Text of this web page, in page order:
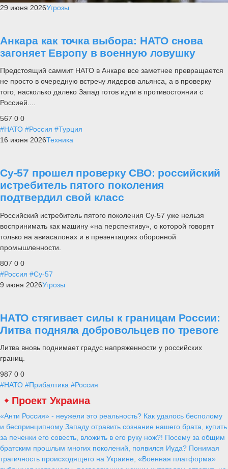
29 июня 2026Угрозы
Анкара как точка выбора: НАТО снова
загоняет Европу в военную ловушку
Предстоящий саммит НАТО в Анкаре все заметнее превращается
не просто в очередную встречу лидеров альянса, а в проверку
того, насколько далеко Запад готов идти в противостоянии с
Россией....
567 0 0
#НАТО #Россия #Турция
16 июня 2026Техника
Су-57 прошел проверку СВО: российский
истребитель пятого поколения
подтвердил свой класс
Российский истребитель пятого поколения Су-57 уже нельзя
воспринимать как машину «на перспективу», о которой говорят
только на авиасалонах и в презентациях оборонной
промышленности.
807 0 0
#Россия #Су-57
9 июня 2026Угрозы
НАТО стягивает силы к границам России:
Литва подняла добровольцев по тревоге
Литва вновь поднимает градус напряженности у российских
границ.
987 0 0
#НАТО #Прибалтика #Россия
Более девяти тысяч боевых стрельб и
тактических учений пройдет в ВВО
Alex
3 января 2021